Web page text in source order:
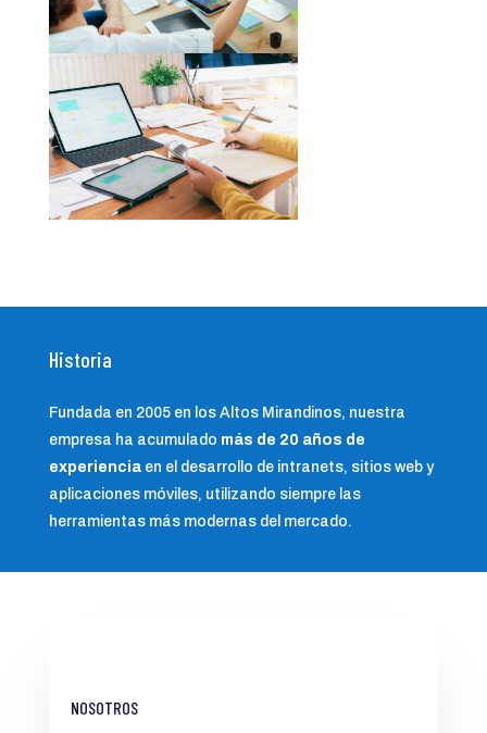
Historia
Fundada en 2005 en los Altos Mirandinos, nuestra
empresa ha acumulado más de 20 años de
experienciaen el desarrollo de intranets, sitios web y
aplicaciones móviles, utilizando siempre las
herramientas más modernas del mercado.
NOSOTROS